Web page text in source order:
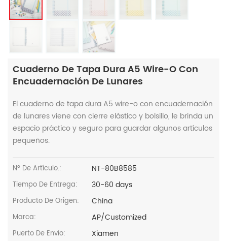
Cuaderno De Tapa Dura A5 Wire-O Con
Encuadernación De Lunares
El cuaderno de tapa dura A5 wire-o con encuadernación
de lunares viene con cierre elástico y bolsillo, le brinda un
espacio práctico y seguro para guardar algunos artículos
pequeños.
Nº De Artículo.: NT-80B8585
Tiempo De Entrega: 30-60 days
Producto De Origen: China
Marca: AP/Customized
Puerto De Envío: Xiamen